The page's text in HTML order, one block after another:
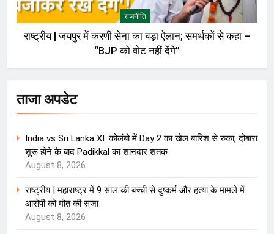
राजनीति
राष्ट्रीय | जयपुर में करणी सेना का बड़ा ऐलान; समर्थकों से कहा –
“BJP को वोट नहीं देंगे”
ताजा अपडेट
India vs Sri Lanka XI: कोलंबो में Day 2 का खेल बारिश से रुका, दोबारा
शुरू होने के बाद Padikkal का शानदार शतक
August 8, 2026
राष्ट्रीय | महाराष्ट्र में 9 साल की बच्ची से दुष्कर्म और हत्या के मामले में
आरोपी को मौत की सजा
August 8, 2026